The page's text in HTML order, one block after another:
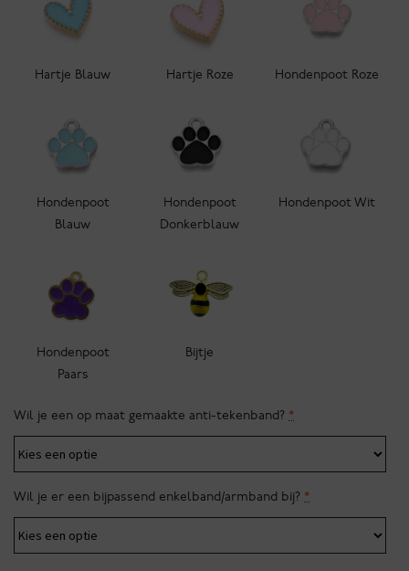
Hartje Blauw Hartje Roze Hondenpoot Roze
Hondenpoot
Blauw
Hondenpoot
Donkerblauw
Hondenpoot Wit
Hondenpoot
Paars
Bijtje
Wil je een op maat gemaakte anti-tekenband? *
Wil je er een bijpassend enkelband/armband bij? *